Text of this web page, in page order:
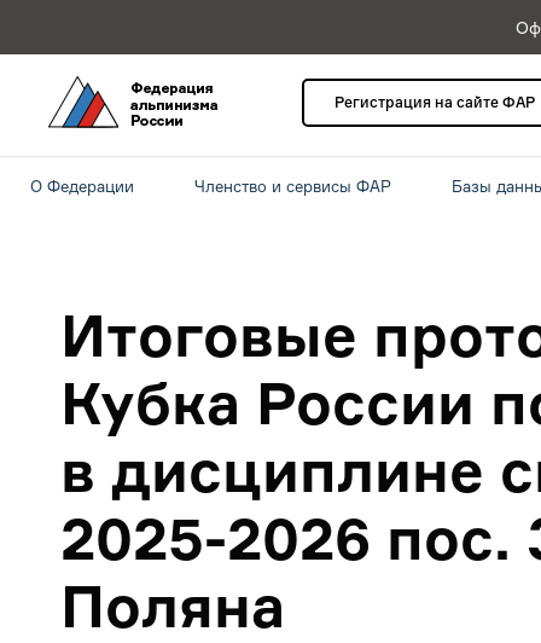
Регистрация на сайте ФАР
О Федерации Членство и сервисы ФАР Базы
Итоговые
Кубка России
в дисциплине
2025-2026 пос.
Поляна